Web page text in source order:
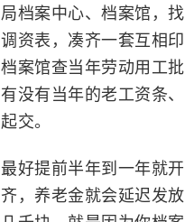
局档案中心、档案馆，
调资表，凑齐一套互相
档案馆查当年劳动用工
有没有当年的老工资条
起交。
最好提前半年到一年就
齐，养老金就会延迟发